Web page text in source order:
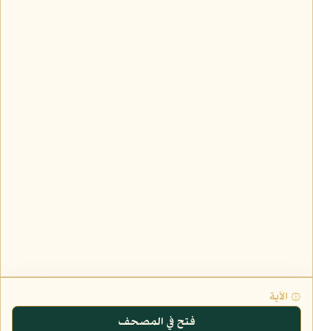
۞ الآية
فتح في المصحف